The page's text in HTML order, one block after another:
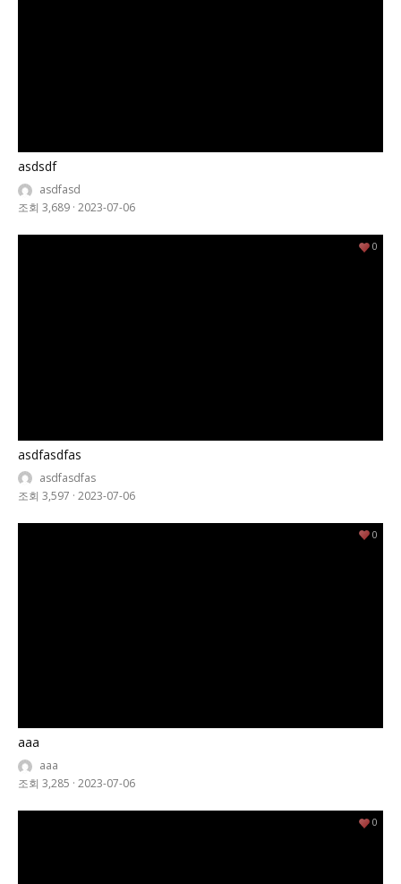
asdsdf
asdfasd
조회 3,689 · 2023-07-06
asdfasdfas
asdfasdfas
조회 3,597 · 2023-07-06
0
aaa
aaa
조회 3,285 · 2023-07-06
0
0